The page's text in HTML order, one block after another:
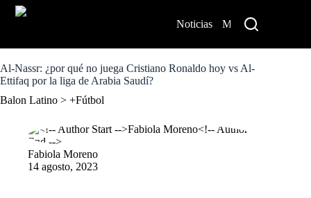
o
c
n
Noticias México
Al-Nassr: ¿por qué no juega Cristiano Ronaldo hoy vs Al-
Ettifaq por la liga de Arabia Saudí?
Balon Latino > +Fútbol
Fabiola Moreno
14 agosto, 2023